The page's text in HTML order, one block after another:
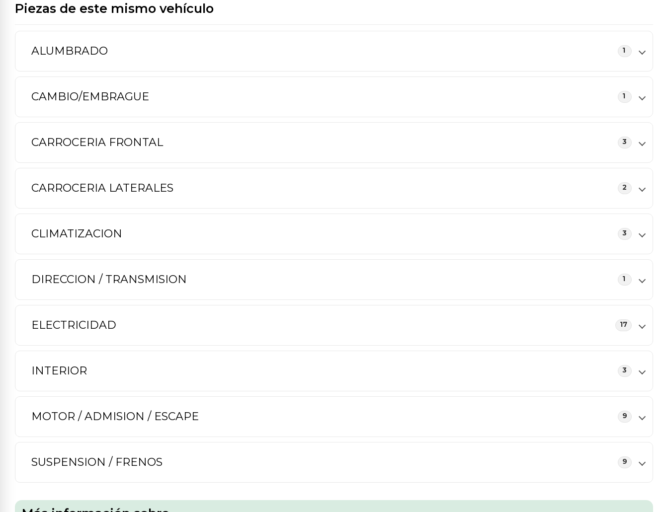
Piezas de este mismo vehículo
ALUMBRADO 1
CAMBIO/EMBRAGUE 1
CARROCERIA FRONTAL 3
CARROCERIA LATERALES 2
CLIMATIZACION 3
DIRECCION / TRANSMISION 1
ELECTRICIDAD 17
INTERIOR 3
MOTOR / ADMISION / ESCAPE 9
SUSPENSION / FRENOS 9